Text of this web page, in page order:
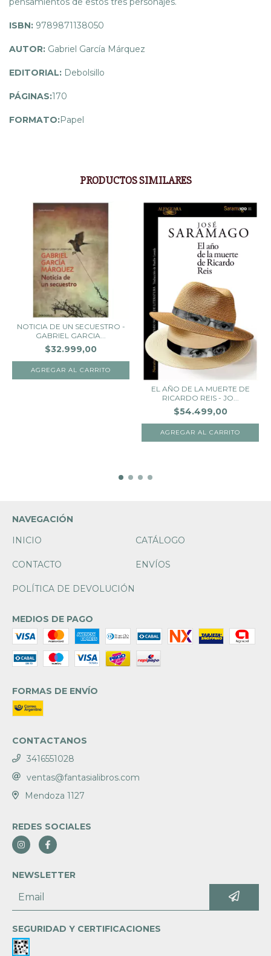
ISBN: 9789871138050
AUTOR: Gabriel García Márquez
EDITORIAL: Debolsillo
PÁGINAS:170
FORMATO:Papel
PRODUCTOS SIMILARES
NOTICIA DE UN SECUESTRO -
GABRIEL GARCIA...
$32.999,00
EL AÑO DE LA MUERTE DE
RICARDO REIS - JO...
$54.499,00
NAVEGACIÓN
INICIO
CATÁLOGO
CONTACTO ENVÍOS
POLÍTICA DE DEVOLUCIÓN
MEDIOS DE PAGO
FORMAS DE ENVÍO
CONTACTANOS
3416551028
ventas@fantasialibros.com
Mendoza 1127
REDES SOCIALES
NEWSLETTER
SEGURIDAD Y CERTIFICACIONES